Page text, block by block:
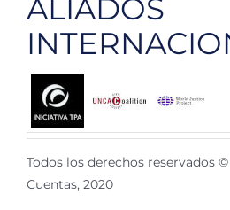
ALIADOS
Todos los derechos reservados
Cuentas, 2020